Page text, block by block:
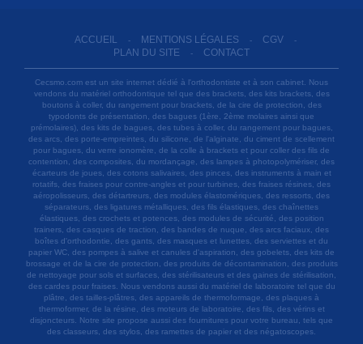
ACCUEIL - MENTIONS LÉGALES - CGV -
PLAN DU SITE - CONTACT
Cecsmo.com est un site internet dédié à l'orthodontiste et à son cabinet. Nous
vendons du matériel orthodontique tel que des brackets, des kits brackets, des
boutons à coller, du rangement pour brackets, de la cire de protection, des
typodonts de présentation, des bagues (1ère, 2ème molaires ainsi que
prémolaires), des kits de bagues, des tubes à coller, du rangement pour bagues,
des arcs, des porte-empreintes, du silicone, de l'alginate, du ciment de scellement
pour bagues, du verre ionomère, de la colle à brackets et pour coller des fils de
contention, des composites, du mordançage, des lampes à photopolymériser, des
écarteurs de joues, des cotons salivaires, des pinces, des instruments à main et
rotatifs, des fraises pour contre-angles et pour turbines, des fraises résines, des
aéropolisseurs, des détartreurs, des modules élastomériques, des ressorts, des
séparateurs, des ligatures métalliques, des fils élastiques, des chaînettes
élastiques, des crochets et potences, des modules de sécurité, des position
trainers, des casques de traction, des bandes de nuque, des arcs faciaux, des
boîtes d'orthodontie, des gants, des masques et lunettes, des serviettes et du
papier WC, des pompes à salive et canules d'aspiration, des gobelets, des kits de
brossage et de la cire de protection, des produits de décontamination, des produits
de nettoyage pour sols et surfaces, des stérilisateurs et des gaines de stérilisation,
des cardes pour fraises. Nous vendons aussi du matériel de laboratoire tel que du
plâtre, des tailles-plâtres, des appareils de thermoformage, des plaques à
thermoformer, de la résine, des moteurs de laboratoire, des fils, des vérins et
disjoncteurs. Notre site propose aussi des fournitures pour votre bureau, tels que
des classeurs, des stylos, des ramettes de papier et des négatoscopes.